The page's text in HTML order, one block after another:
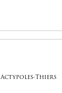
Thiers